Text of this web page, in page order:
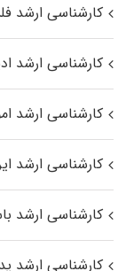
کارشناسی ارشد
کارشناسی ارشد
کارشناسی ارشد
کارشناسی ارشد
کارشناسی ارشد
کارشناسی ارشد